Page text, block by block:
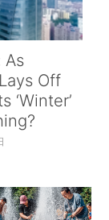
As
Off
‘Winter’